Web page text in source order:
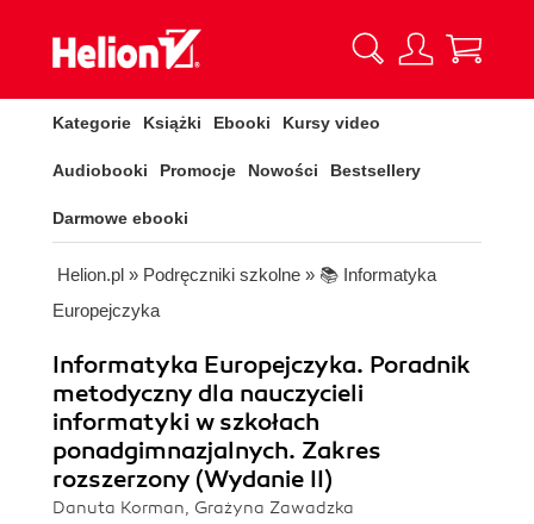
Kategorie Książki Ebooki Kursy video
Audiobooki Promocje Nowości Bestsellery
Darmowe ebooki
Helion.pl » Podręczniki szkolne » 📚 Informatyka
Europejczyka
Informatyka Europejczyka. Poradnik
metodyczny dla nauczycieli
informatyki w szkołach
ponadgimnazjalnych. Zakres
rozszerzony (Wydanie II)
Danuta Korman, Grażyna Zawadzka